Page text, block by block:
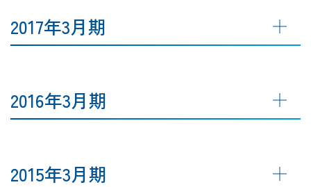
2017年3月期
2016年3月期
2015年3月期